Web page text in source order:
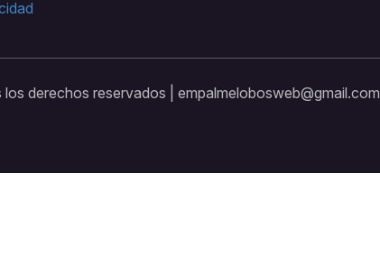
derechos reservados | empalmelobosweb@gmail.com